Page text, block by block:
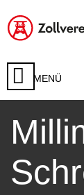
MENÜ